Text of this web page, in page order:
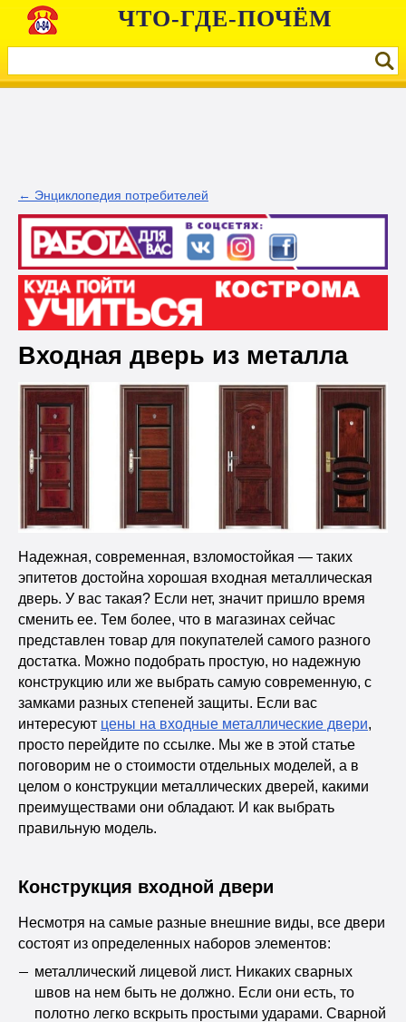
ЧТО-ГДЕ-ПОЧЁМ
← Энциклопедия потребителей
Входная дверь из металла
Надежная, современная, взломостойкая — таких
эпитетов достойна хорошая входная металлическая
дверь. У вас такая? Если нет, значит пришло время
сменить ее. Тем более, что в магазинах сейчас
представлен товар для покупателей самого разного
достатка. Можно подобрать простую, но надежную
конструкцию или же выбрать самую современную, с
замками разных степеней защиты. Если вас
интересуют цены на входные металлические двери,
просто перейдите по ссылке. Мы же в этой статье
поговорим не о стоимости отдельных моделей, а в
целом о конструкции металлических дверей, какими
преимуществами они обладают. И как выбрать
правильную модель.
Конструкция входной двери
Несмотря на самые разные внешние виды, все двери
состоят из определенных наборов элементов:
металлический лицевой лист. Никаких сварных
швов на нем быть не должно. Если они есть, то
полотно легко вскрыть простыми ударами. Сварной